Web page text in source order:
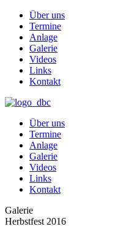
Über uns
Termine
Anlage
Galerie
Videos
Links
Kontakt
Über uns
Termine
Anlage
Galerie
Videos
Links
Kontakt
Galerie
Herbstfest 2016